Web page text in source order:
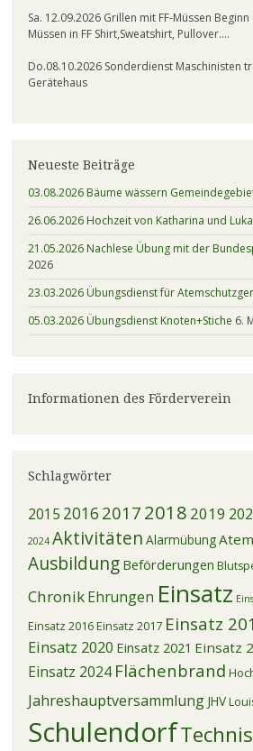
Sa. 12.09.2026 Grillen mit FF-Müssen
Müssen in FF Shirt,Sweatshirt, Pullover….
Do.08.10.2026 Sonderdienst Maschinisten
Gerätehaus
Neueste Beiträge
03.08.2026 Bäume wässern
26.06.2026 Hochzeit von Katharina und
21.05.2026 Nachlese Übung mit der
2026
23.03.2026 Übungsdienst für
05.03.2026 Übungsdienst Knoten+Stiche 6.
Informationen des Förderverein
Schlagwörter
2015 2016 2017 2018 2019
2024 Aktivitäten Alarmübung
Ausbildung Beförderungen
ChronikEhrungen Einsatz
Einsatz 2016Einsatz 2017 Einsatz
Einsatz 2020 Einsatz 2021 Einsatz
Einsatz 2024 Flächenbrand
Jahreshauptversammlung JHV
Schulendorf